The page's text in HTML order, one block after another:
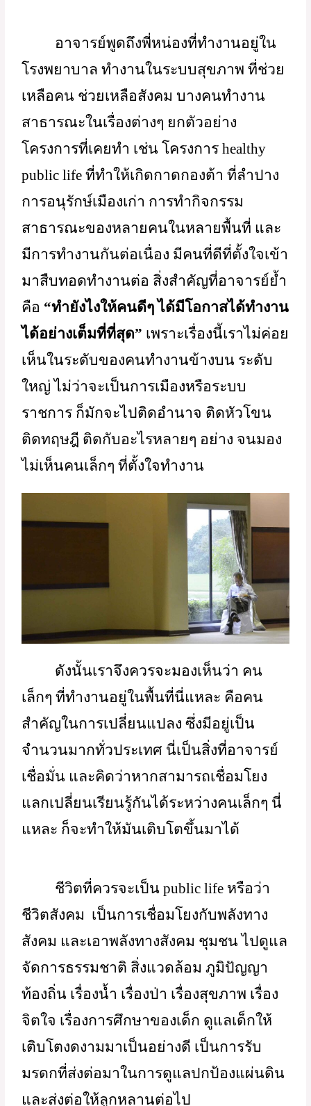
จะพันกันเป็นชีวิตที่เป็นมงคล”
“ต่อไปคือชีวิตชุมชนเป็น public life หรือ
ชีวิตหน้าที่การงาน”
อาจารย์พูดถึงพี่หน่องที่ทำงานอยู่ใน
โรงพยาบาล ทำงานในระบบสุขภาพ ที่ช่วย
เหลือคน ช่วยเหลือสังคม บางคนทำงาน
สาธารณะในเรื่องต่างๆ ยกตัวอย่าง
โครงการที่เคยทำ เช่น โครงการ healthy
public life ที่ทำให้เกิดกาดกองต้า ที่ลำปาง
การอนุรักษ์เมืองเก่า การทำกิจกรรม
สาธารณะของหลายคนในหลายพื้นที่ และ
มาสืบทอดทำงานต่อ สิ่งสำคัญที่อาจารย์ย้ำ
คือ “ทำยังไงให้คนดีๆ ได้มีโอกาสได้ทำงาน
ได้อย่างเต็มที่ที่สุด” เพราะเรื่องนี้เราไม่ค่อย
เห็นในระดับของคนทำงานข้างบน ระดับ
ใหญ่ ไม่ว่าจะเป็นการเมืองหรือระบบ
ราชการ ก็มักจะไปติดอำนาจ ติดหัวโขน
ติดทฤษฎี ติดกับอะไรหลายๆ อย่าง จนมอง
ดังนั้นเราจึงควรจะมองเห็นว่า คน
เล็กๆ ที่ทำงานอยู่ในพื้นที่นี่แหละ คือคน